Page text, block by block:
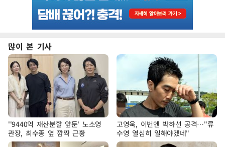
많이 본 기사
''9440억 재산분할 앞둔' 노소영
관장, 최수종 옆 깜짝 근황
고영욱, 이번엔 박하선 공격…"류
수영 열심히 일해야겠네"